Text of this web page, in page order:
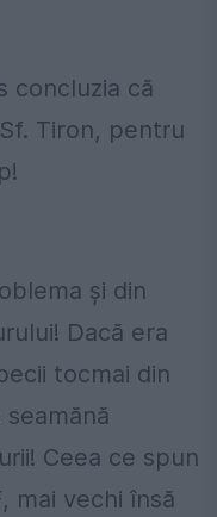
concluzia că
Tiron, pentru
şi din
Dacă era
tocmai din
seamănă
Ceea ce spun
mai vechi însă